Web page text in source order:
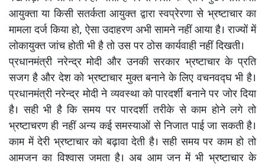
आयुक्ता या किसी सतर्कता आयुक्त द्वारा स्वप्रेरणा से भ्रष्टाचार का
मामला दर्ज किया हो, ऐसा उदाहरण अभी सामने नहीं आया है। राज्यों में
लोकायुक्त जांच होती भी है तो उस पर ठोस कार्यवाही नहीं दिखती।
प्रधानमंत्री नरेन्द्र मोदी और उनकी सरकार भ्रष्टाचार के प्रति
सजग है और देश को भ्रष्टाचार मुक्त बनाने के लिए वचनवद्घ भी है।
प्रधानमंत्री नरेन्द्र मोदी ने व्यवस्था को पारदर्शी बनाने पर जोर दिया
है। सही भी है कि समय पर पारदर्शी तरीके से काम होने लगे तो
भ्रष्टाचरण ही नहीं अन्य कई समस्याओं से निजात पाई जा सकती है।
काम में देरी भ्रष्टाचार को बढ़ावा देती है। सही समय पर काम हो तो
आमजन का विश्वास जमता है। अब आम जन में भी भ्रष्टाचार के